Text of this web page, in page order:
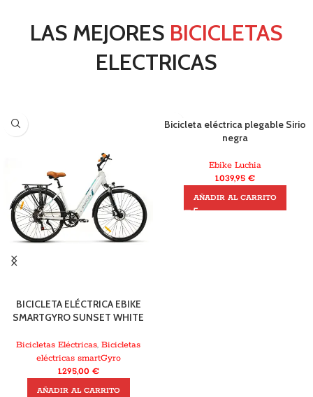
LAS MEJORES BICICLETAS
ELECTRICAS
BICICLETA ELÉCTRICA EBIKE
SMARTGYRO SUNSET WHITE
Bicicletas Eléctricas, Bicicletas
eléctricas smartGyro
1.295,00 €
AÑADIR AL CARRITO
Bicicleta eléctrica plegable Sirio
negra
Ebike Luchia
1.039,95 €
AÑADIR AL CARRITO